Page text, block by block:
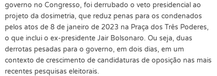
governo no Congresso, foi derrubado o veto presidencial ao
projeto da dosimetria, que reduz penas para os condenados
pelos atos de 8 de janeiro de 2023 na Praça dos Três Poderes,
o que inclui o ex-presidente Jair Bolsonaro. Ou seja, duas
derrotas pesadas para o governo, em dois dias, em um
contexto de crescimento de candidaturas de oposição nas mais
recentes pesquisas eleitorais.